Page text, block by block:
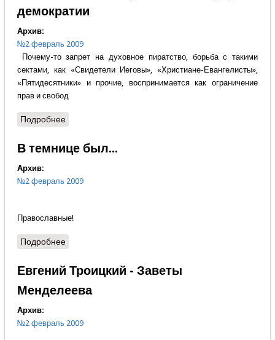
демократии
Архив:
№2 февраль 2009
Почему-то запрет на духовное пиратство, борьба с такими
сектами, как «Свидетели Иеговы», «Христиане-Евангелисты»,
«Пятидесятники» и прочие, воспринимается как ограничение
прав и свобод
Подробнеео Олег Емельянов - Двойные стандарты
В темнице был...
Архив:
№2 февраль 2009
Православные!
Подробнеео В темнице был...
Евгений Троицкий - Заветы
Менделеева
Архив:
№2 февраль 2009